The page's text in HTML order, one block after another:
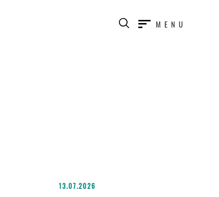
MENU
13.07.2026